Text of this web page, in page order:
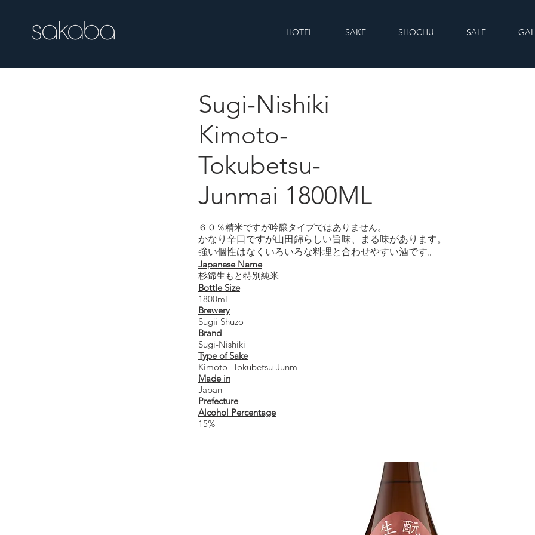
HOTEL SAKE SHOCHU SALE
Sugi-Nishiki Kimoto- Tokubetsu-Junmai 1800ML
Sugi-Nishiki
Kimoto-
Tokubetsu-
Junmai 1800ML
６０％精米ですが吟醸タイプではありません。
かなり辛口ですが山田錦らしい旨味、まる味があります。
強い個性はなくいろいろな料理と合わせやすい酒です。
Japanese Name
杉錦生もと特別純米
Bottle Size
1800ml
Brewery
Sugii Shuzo
Brand
Sugi-Nishiki
Type of Sake
Kimoto- Tokubetsu-Junm
Made in
Japan
Prefecture
Alcohol Percentage
15%